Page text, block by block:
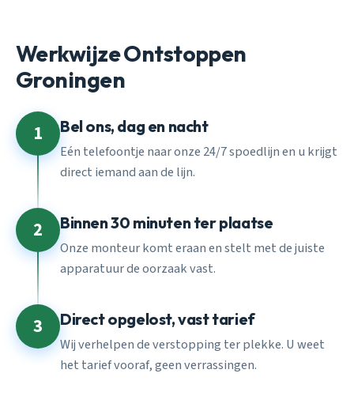
Werkwijze Ontstoppen
Groningen
1 Bel ons, dag en nacht
Eén telefoontje naar onze 24/7 spoedlijn en u krijgt
direct iemand aan de lijn.
2 Binnen 30 minuten ter plaatse
Onze monteur komt eraan en stelt met de juiste
apparatuur de oorzaak vast.
3 Direct opgelost, vast tarief
Wij verhelpen de verstopping ter plekke. U weet
het tarief vooraf, geen verrassingen.